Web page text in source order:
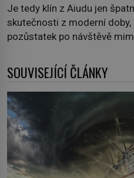
Je tedy klín z Aiudu jen
skutečnosti z moderní doby,
pozůstatek po návštěvě
SOUVISEJÍCÍ ČLÁNKY